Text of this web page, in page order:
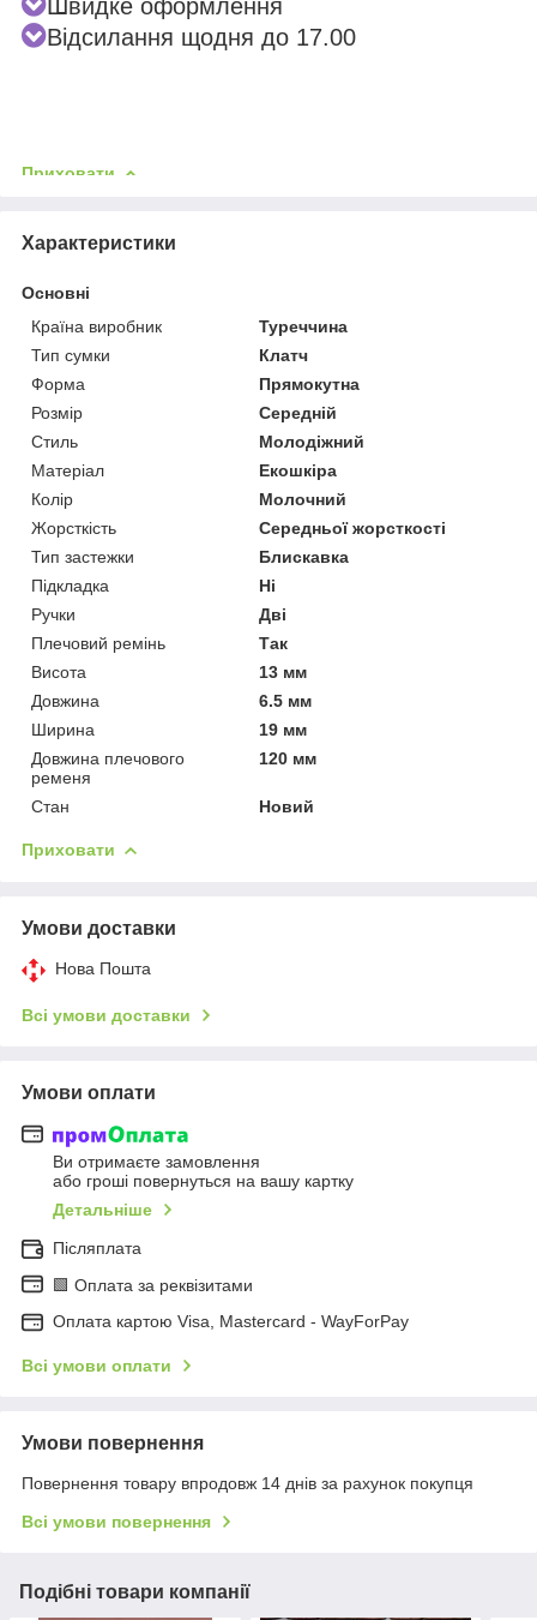
Швидке оформлення
Відсилання щодня до 17.00
Приховати
Характеристики
Основні
Країна виробник
Туреччина
Тип сумки
Клатч
Форма
Прямокутна
Розмір
Середній
Стиль
Молодіжний
Матеріал
Екошкіра
Колір
Молочний
Жорсткість
Середньої жорсткості
Тип застежки
Блискавка
Підкладка
Ні
Ручки
Дві
Плечовий ремінь
Так
Висота
13 мм
Довжина
6.5 мм
Ширина
19 мм
Довжина плечового
ременя
120 мм
Стан Новий
Приховати
Умови доставки
Нова Пошта
Всі умови доставки
Умови оплати
Ви отримаєте замовлення
або гроші повернуться на вашу картку
Детальніше
Післяплата
🟩 Оплата за реквізитами
Оплата картою Visa, Mastercard - WayForPay
Всі умови оплати
Умови повернення
Повернення товару впродовж 14 днів за рахунок покупця
Всі умови повернення
Подібні товари компанії